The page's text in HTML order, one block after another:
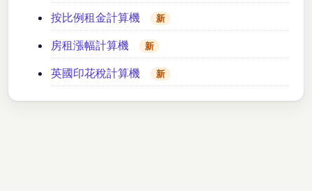
按比例租金計算機 新
房租漲幅計算機 新
英國印花稅計算機 新